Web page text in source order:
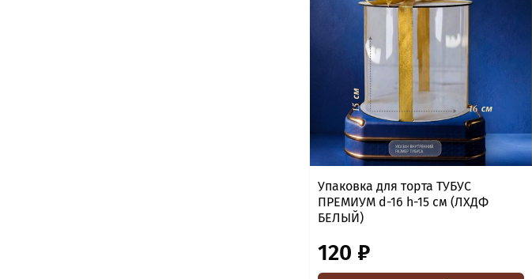
Упаковка для торта ТУБУС
ПРЕМИУМ d-16 h-15 см (ЛХДФ
БЕЛЫЙ)
120 ₽